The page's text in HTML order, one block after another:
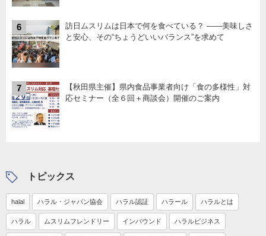
6
訪日ムスリムは日本で何を食べている？ ――美味しさ
と安心、その“ちょうどいいバランス”を求めて
7
【秋田県主催】県内食品事業者向け「食の多様性」対
応セミナー（全６回＋商談会）開催のご案内
トピックス
halal ハラル・ジャパン協会 ハラル認証 ハラール ハラルとは
ハラル ムスリムフレンドリー インバウンド ハラルビジネス